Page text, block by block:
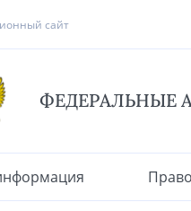
сайт
ФЕДЕРАЛЬНЫЕ